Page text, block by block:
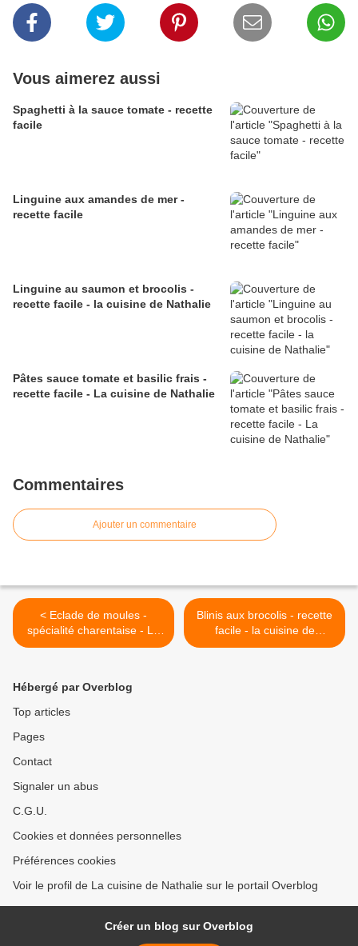
Vous aimerez aussi
Spaghetti à la sauce tomate - recette
facile
Linguine aux amandes de mer -
recette facile
Linguine au saumon et brocolis -
recette facile - la cuisine de Nathalie
Pâtes sauce tomate et basilic frais -
recette facile - La cuisine de Nathalie
Commentaires
Ajouter un commentaire
< Eclade de moules -
spécialité charentaise - La
cuisine de Nathalie
Blinis aux brocolis - recette
facile - la cuisine de
Nathalie >
Hébergé par Overblog
Top articles
Pages
Contact
Signaler un abus
C.G.U.
Cookies et données personnelles
Préférences cookies
Voir le profil de La cuisine de Nathalie sur le portail Overblog
Créer un blog sur Overblog